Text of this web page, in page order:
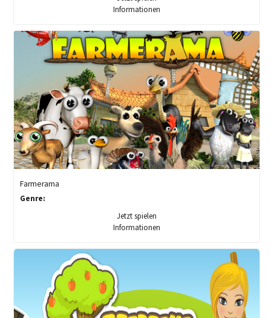
Informationen
Farmerama
Genre:
Jetzt spielen
Informationen